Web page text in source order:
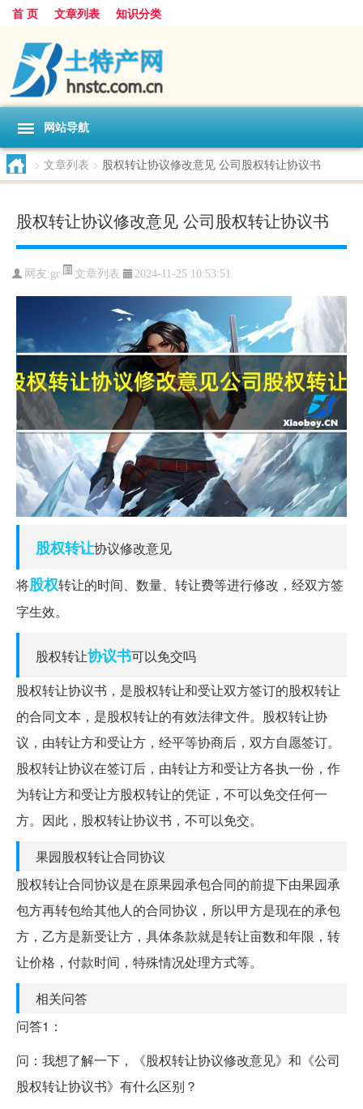
首 页 文章列表 知识分类
网站导航
> 文章列表 > 股权转让协议修改意见 公司股权转让协议书
股权转让协议修改意见 公司股权转让协议书
网友:gr 文章列表 2024-11-25 10:53:51
股权转让协议修改意见
将股权转让的时间、数量、转让费等进行修改，经双方签
字生效。
股权转让协议书可以免交吗
股权转让协议书，是股权转让和受让双方签订的股权转让
的合同文本，是股权转让的有效法律文件。股权转让协
议，由转让方和受让方，经平等协商后，双方自愿签订。
股权转让协议在签订后，由转让方和受让方各执一份，作
为转让方和受让方股权转让的凭证，不可以免交任何一
方。因此，股权转让协议书，不可以免交。
果园股权转让合同协议
股权转让合同协议是在原果园承包合同的前提下由果园承
包方再转包给其他人的合同协议，所以甲方是现在的承包
方，乙方是新受让方，具体条款就是转让亩数和年限，转
让价格，付款时间，特殊情况处理方式等。
相关问答
问答1：
问：我想了解一下，《股权转让协议修改意见》和《公司
股权转让协议书》有什么区别？